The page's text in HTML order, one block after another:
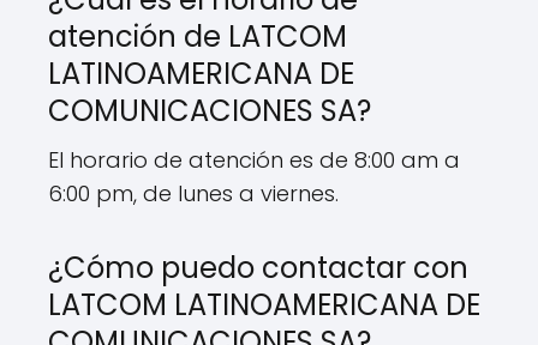
atención de LATCOM
LATINOAMERICANA DE
COMUNICACIONES SA?
El horario de atención es de 8:00 am a
6:00 pm, de lunes a viernes.
¿Cómo puedo contactar con
LATCOM LATINOAMERICANA DE